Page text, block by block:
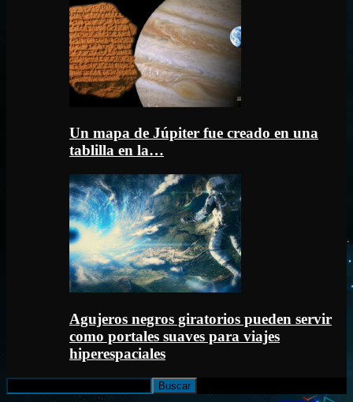
Un mapa de Júpiter fue creado en una
tablilla en la…
Agujeros negros giratorios pueden servir
como portales suaves para viajes
hiperespaciales